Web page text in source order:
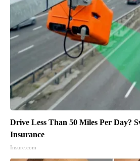
Drive Less Than 50 Miles Per Day?
Insurance
Insure.com